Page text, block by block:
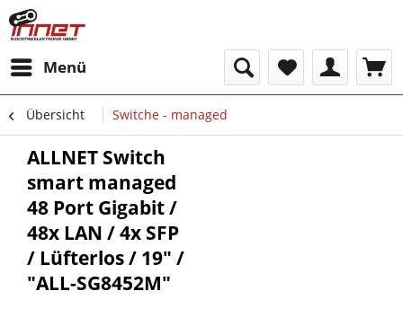
Menü
Übersicht Switche - managed
ALLNET Switch
smart managed
48 Port Gigabit /
48x LAN / 4x SFP
/ Lüfterlos / 19" /
"ALL-SG8452M"